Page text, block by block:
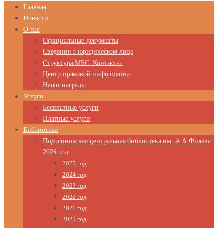
Перейти
содержимому
Главная
Новости
О нас
Официальные документы
Сведения о юридическом лице
Структура МБС. Контакты.
Центр правовой информации
Наши награды
Услуги
Бесплатные услуги
Платные услуги
Библиотеки
Подосиновская центральная библиотека им. А.А.Филёва
2026 год
2025 год
2024 год
2023 год
2022 год
2021 год
2020 год